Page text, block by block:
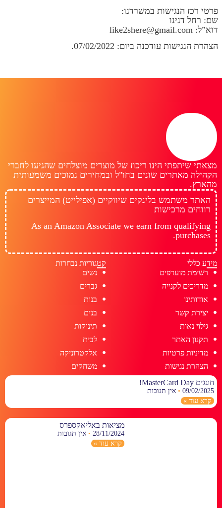
פרטי רכז הנגישות במשרדנו:
שם: רחל דנינו
דוא”ל: like2shere@gmail.com
הצהרת הנגישות עודכנה ביום: 07/02/2022.
מצאתי שיתפתי הינו ריכוז של מוצרים מוצלחים שהגיעו לחברי
הקהילה מאתרים שונים בחו"ל ובמחירים נמוכים משמעותית
מהארץ.
האתר משתמש בלינקים שיווקיים (אפילייט) המייצרים
רווחים מרכישות
As an Amazon Associate we earn from qualifying
purchases.
מידע כללי
רשימת מועדפים
מדריכים לקנייה
אודותינו
יצירת קשר
גילוי נאות
תקנון האתר
מדיניות פרטיות
הצהרת נגישות
קטגוריות נבחרות
נשים
גברים
בנות
בנים
תינוקות
לבית
אלקטרוניקה
משחקים
חוגגים MasterCard Day!
09/02/2025
אין תגובות
קרא עוד »
מציאות באליאקספרס
28/11/2024
אין תגובות
קרא עוד »